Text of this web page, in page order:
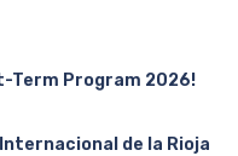
Term Program 2026!
de la Rioja